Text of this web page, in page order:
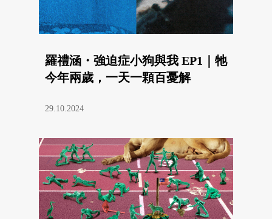
羅禮涵・強迫症小狗與我 EP1｜牠
今年兩歲，一天一顆百憂解
29.10.2024